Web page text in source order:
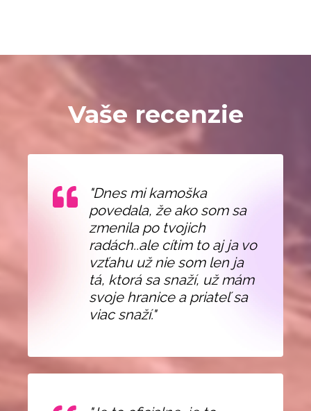
Vaše recenzie
"Dnes mi kamoška
povedala, že ako som sa
zmenila po tvojich
radách..ale cítim to aj ja vo
vzťahu už nie som len ja
tá, ktorá sa snaží, už mám
svoje hranice a priateľ sa
viac snaží."